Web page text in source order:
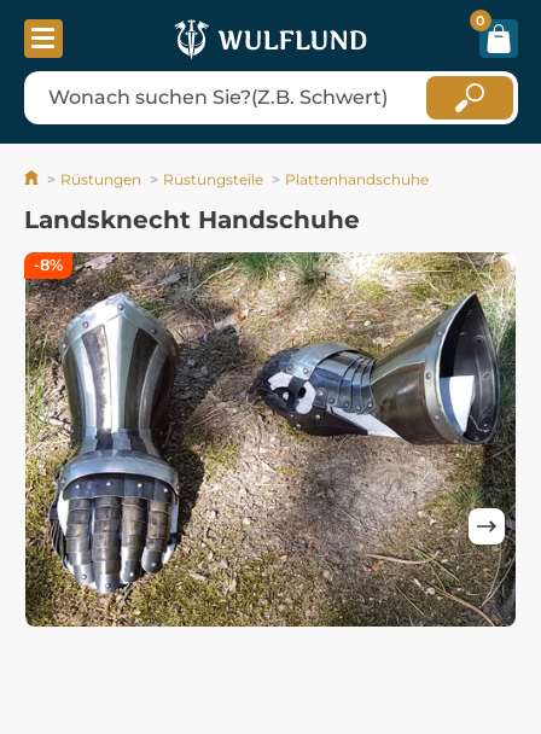
0
Rüstungen Rüstungsteile Plattenhandschuhe
Landsknecht Handschuhe
-8%